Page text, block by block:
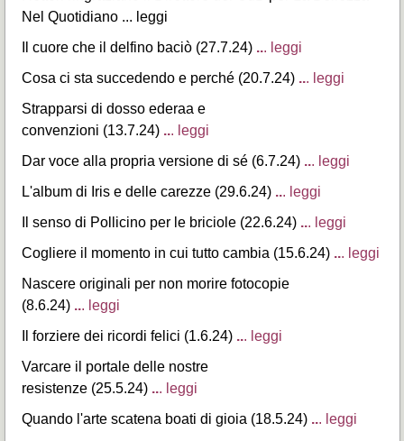
Nel Quotidiano ... leggi
Il cuore che il delfino baciò (27.7.24) ... leggi
Cosa ci sta succedendo e perché (20.7.24) ... leggi
Strapparsi di dosso ederaa e
convenzioni (13.7.24) ... leggi
Dar voce alla propria versione di sé (6.7.24) ... leggi
L'album di Iris e delle carezze (29.6.24) ... leggi
Il senso di Pollicino per le briciole (22.6.24) ... leggi
Cogliere il momento in cui tutto cambia (15.6.24) ... leggi
Nascere originali per non morire fotocopie
(8.6.24) ... leggi
Il forziere dei ricordi felici (1.6.24) ... leggi
Varcare il portale delle nostre
resistenze (25.5.24) ... leggi
Quando l'arte scatena boati di gioia (18.5.24) ... leggi